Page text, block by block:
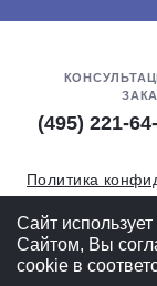
(495) 221-
Политика
Обработка
Сайт
Сайтом, Вы
cookie в